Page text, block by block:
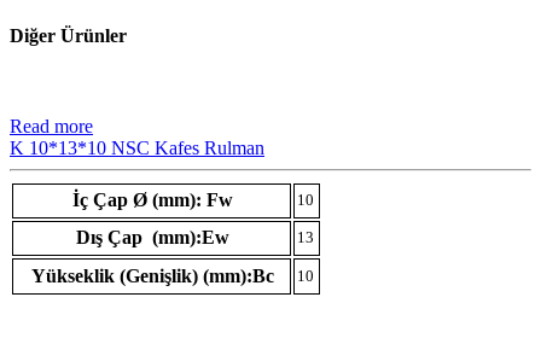
Diğer Ürünler
Read more
K 10*13*10 NSC Kafes Rulman
İç Çap Ø (mm): Fw 10
Dış Çap (mm):Ew 13
Yükseklik (Genişlik) (mm):Bc 10